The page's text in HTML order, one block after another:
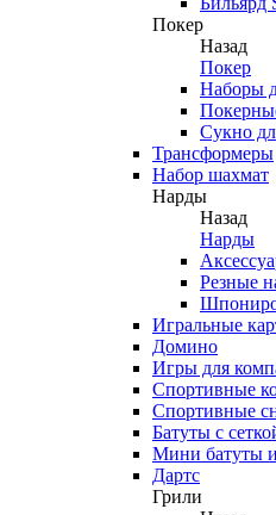
Покер
Назад
Покер
Наборы
Сукно
Трансформеры
Набор шахмат
Нарды
Назад
Нарды
Резные
Игральные
Домино
Игры для
Спортивные
Спортивные
Батуты с
Мини батуты
Дартс
Грили